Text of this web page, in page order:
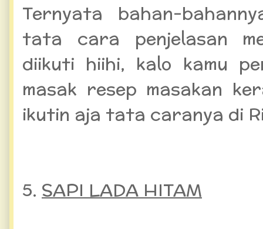
Ternyata bahan-
tata cara penjelasan
diikuti hiihi, kalo kamu
masak resep masakan
ikutin aja tata caranya di
5. SAPI LADA HITAM